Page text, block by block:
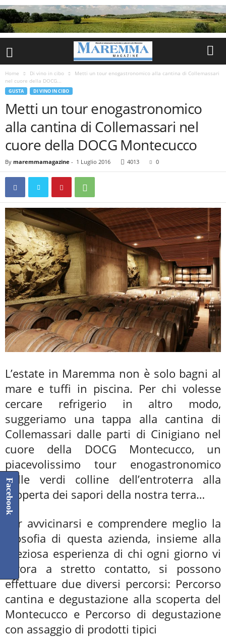
Home Di vino in cibo
Metti un tour enogastronomico alla cantina di Collemassari
nel cuore della DOCG...
GUSTA DI VINO IN CIBO
Metti un tour enogastronomico
alla cantina di Collemassari nel
cuore della DOCG Montecucco
By maremmamagazine - 1 Luglio 2016 4013 0
L’estate in Maremma non è solo bagni al
mare e tuffi in piscina. Per chi volesse
cercare refrigerio in altro modo,
suggeriamo una tappa alla cantina di
Collemassari dalle parti di Cinigiano nel
cuore della DOCG Montecucco, un
piacevolissimo tour enogastronomico
sulle verdi colline dell’entroterra alla
scoperta dei sapori della nostra terra…
Per avvicinarsi e comprendere meglio la
filosofia di questa azienda, insieme alla
preziosa esperienza di chi ogni giorno vi
lavora a stretto contatto, si possono
effettuare due diversi percorsi: Percorso
cantina e degustazione alla scoperta del
Montecucco e Percorso di degustazione
con assaggio di prodotti tipici
Facebook